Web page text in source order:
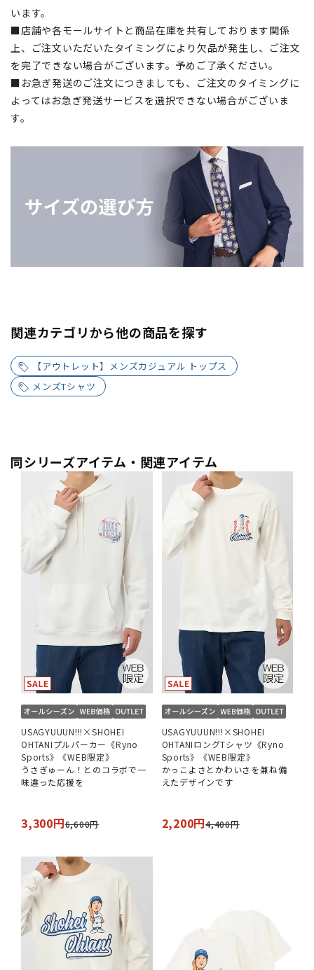
います。
■店舗や各モールサイトと商品在庫を共有しております関係
上、ご注文いただいたタイミングにより欠品が発生し、ご注文
を完了できない場合がございます。予めご了承ください。
■お急ぎ発送のご注文につきましても、ご注文のタイミングに
よってはお急ぎ発送サービスを選択できない場合がございま
す。
関連カテゴリから他の商品を探す
【アウトレット】メンズカジュアル トップス
メンズTシャツ
同シリーズアイテム・関連アイテム
USAGYUUUN!!!×SHOHEI
OHTANIプルパーカー《Ryno
Sports》《WEB限定》
うさぎゅーん！とのコラボで一
味違った応援を
3,300円6,600円
USAGYUUUN!!!×SHOHEI
OHTANIロングTシャツ《Ryno
Sports》《WEB限定》
かっこよさとかわいさを兼ね備
えたデザインです
2,200円4,400円